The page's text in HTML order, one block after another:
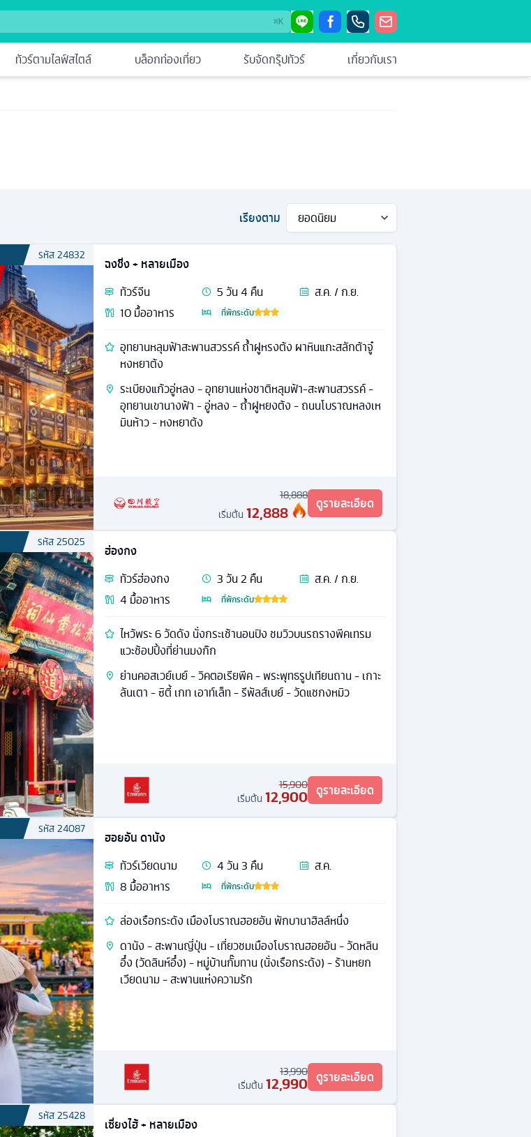
⌘K
ทัวร์ตามไลฟ์สไตล์ บล็อกท่องเที่ยว รับจัดกรุ๊ปทัวร์ เกี่ยวกับเรา
เรียงตาม
รหัส24832
ฉงชิ่ง + หลายเมือง
ทัวร์จีน 5วัน4 คืน
ส.ค. / ก.ย.
10มื้ออาหาร ที่พักระดับ
อุทยานหลุมฟ้าสะพานสวรรค์ ถ้ำฝูหรงต้ง ผาหินแกะสลักต้าจู๋
หงหยาต้ง
ระเบียงแก้วอู่หลง - อุทยานแห่งชาติหลุมฟ้า-สะพานสวรรค์ -
อุทยานเขานางฟ้า - อู่หลง - ถ้ำฝูหยงต้ง - ถนนโบราณหลงเห
มินห้าว - หงหยาต้ง
18,888
เริ่มต้น 12,888 ดูรายละเอียด
รหัส25025
ฮ่องกง
ทัวร์ฮ่องกง 3วัน2 คืน
ส.ค. / ก.ย.
4 มื้ออาหาร ที่พักระดับ
ไหว้พระ 6 วัดดัง นั่งกระเช้านอนปิง ชมวิวบนรถรางพีคเทรม
แวะช้อปปิ้งที่ย่านมงก๊ก
ย่านคอสเวย์เบย์ - วิคตอเรียพีค - พระพุทธรูปเทียนถาน - เกาะ
ลันเตา - ซิตี้ เกท เอาท์เล็ท - รีพัลส์เบย์ - วัดแชกงหมิว
15,900
เริ่มต้น 12,900 ดูรายละเอียด
รหัส24087
ฮอยอัน ดานัง
ทัวร์เวียดนาม 4วัน3 คืน
ส.ค.
8 มื้ออาหาร ที่พักระดับ
ล่องเรือกระด้ง เมืองโบราณฮอยอัน พักบานาฮิลล์หนึ่ง
ดานัง - สะพานญี่ปุ่น - เที่ยวชมเมืองโบราณฮอยอัน - วัดหลิน
อึ๋ง (วัดลินห์อึ๋ง) - หมู่บ้านกั๊มทาน (นั่งเรือกระด้ง) - ร้านหยก
เวียดนาม - สะพานแห่งความรัก
13,990
เริ่มต้น 12,990 ดูรายละเอียด
รหัส25428
เซี่ยงไฮ้ + หลายเมือง